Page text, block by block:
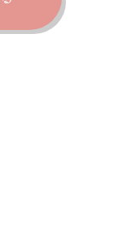
なお祝いやご
に是非ご利用